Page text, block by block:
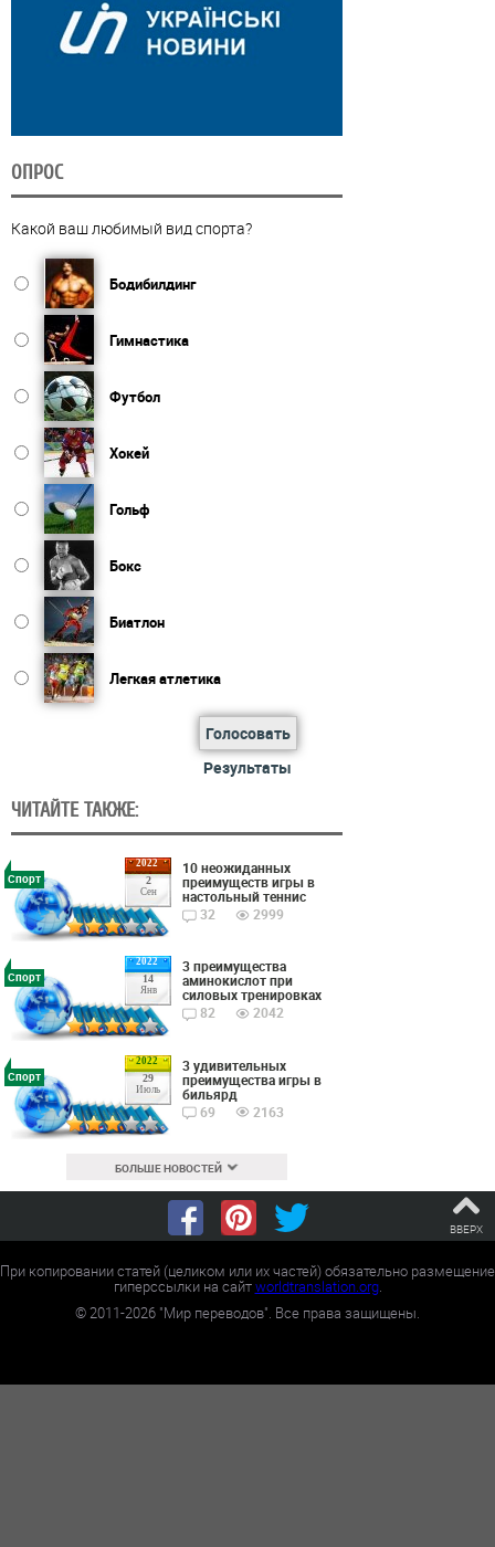
ОПРОС
Какой ваш любимый вид спорта?
Бодибилдинг
Гимнастика
Футбол
Хокей
Гольф
Бокс
Биатлон
Легкая атлетика
Голосовать
Результаты
ЧИТАЙТЕ ТАКЖЕ:
2022
2
Сен
Спорт
10 неожиданных
преимуществ игры в
настольный теннис
32
2999
2022
14
Янв
Спорт
3 преимущества
аминокислот при
силовых тренировках
82
2042
2022
29
Июль
Спорт
3 удивительных
преимущества игры в
бильярд
69
2163
БОЛЬШЕ НОВОСТЕЙ
ВВЕРХ
При копировании статей (целиком или их частей) обязательно размещение
гиперссылки на сайтworldtranslation.org.
©2011-2026 "Мир переводов". Все права защищены.